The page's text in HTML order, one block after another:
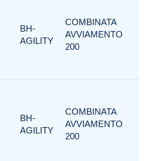
BH-
AGILITY
COMBINATA
AVVIAMENTO
200
BH-
AGILITY
COMBINATA
AVVIAMENTO
200